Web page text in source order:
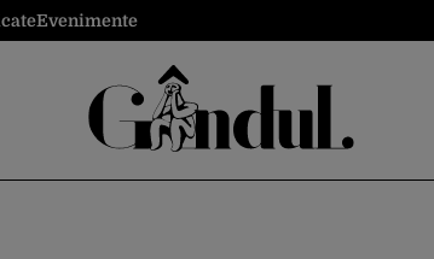
Evenimente